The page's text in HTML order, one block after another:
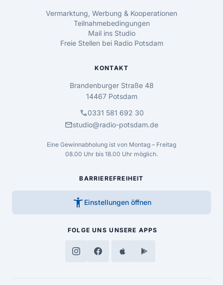
Vermarktung, Werbung & Kooperationen
Teilnahmebedingungen
Mail ins Studio
Freie Stellen bei Radio Potsdam
KONTAKT
Brandenburger Straße 48
14467 Potsdam
call0331 581 692 30
mailstudio@radio-potsdam.de
Eine Gewinnabholung ist von Montag – Freitag
08.00 Uhr bis 18.00 Uhr möglich.
BARRIEREFREIHEIT
accessibility_new Einstellungen öffnen
FOLGE UNS UNSERE APPS